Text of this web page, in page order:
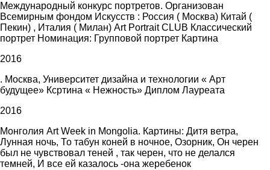
Международный конкурс портретов. Организован
Всемирным фондом Искусств : Россия ( Москва) Китай (
Пекин) , Италия ( Милан) Art Portrait CLUB Классический
портрет Номинация: Групповой портрет Картина
2016
. Москва, Университет дизайна и технологии « Арт
будущее» Ксртина « Нежность» Диплом Лауреата
2016
Монголия Art Week in Mongolia. Картины: Дитя ветра,
Лунная ночь, То табун коней в ночное, Озорник, Он черен
был не чувствовал теней , так черен, что не делался
темней, И все ей казалось -она жеребенок